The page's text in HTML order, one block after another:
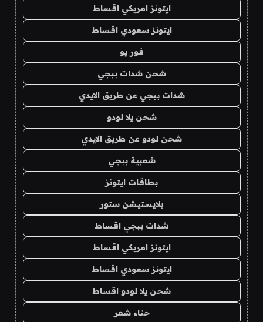
ايتونز امريكي اقساط
ايتونز سعودي اقساط
فور يو
شحن شدات ببجي
شدات ببجي عن طريق الايدي
شحن يلا لودو
شحن لودو عن طريق الايدي
شعبية ببجي
بطاقات ايتونز
بلايستيشن ستور
شدات ببجي اقساط
ايتونز امريكي اقساط
ايتونز سعودي اقساط
شحن يلا لودو اقساط
حناء شعر